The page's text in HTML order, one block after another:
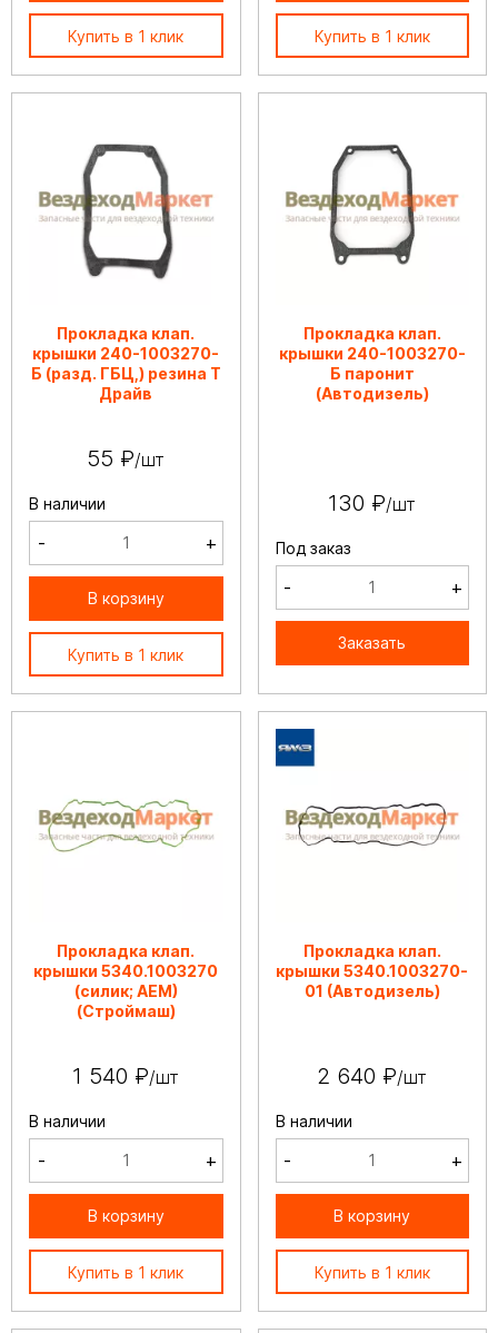
Купить в 1 клик Купить в 1 клик
Прокладка клап.
крышки 240-1003270-
Б (разд. ГБЦ,) резина Т
Драйв
55 ₽/шт
В наличии
- +
В корзину
Купить в 1 клик
Прокладка клап.
крышки 240-1003270-
Б паронит
(Автодизель)
130 ₽/шт
Под заказ
- +
Заказать
Прокладка клап.
крышки 5340.1003270
(силик; АЕМ)
(Строймаш)
1 540 ₽/шт
В наличии
- +
В корзину
Купить в 1 клик
Прокладка клап.
крышки 5340.1003270-
01 (Автодизель)
2 640 ₽/шт
В наличии
- +
В корзину
Купить в 1 клик